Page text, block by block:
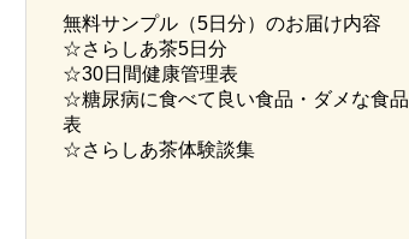
無料サンプル（5日分）のお届け内容
☆さらしあ茶5日分
☆30日間健康管理表
☆糖尿病に食べて良い食品・ダメな食品
表
☆さらしあ茶体験談集